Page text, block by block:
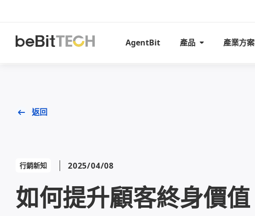
AgentBit 產品 產業方案
返回
行銷新知 2025/04/08
如何提升顧客終身價值